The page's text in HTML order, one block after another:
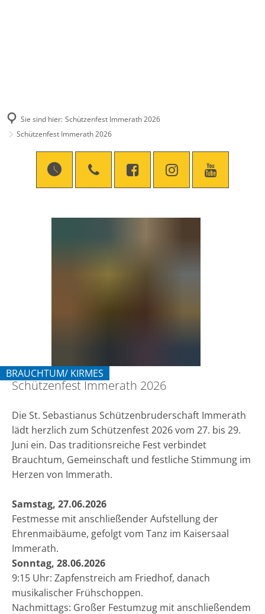
Sie sind hier: Schützenfest Immerath 2026
Schützenfest Immerath 2026
BRAUCHTUM/ KIRMES
KATEGORIE: BRAUCHTUM/ KIRMES
Schützenfest Immerath 2026
Die St. Sebastianus Schützenbruderschaft Immerath
lädt herzlich zum Schützenfest 2026 vom 27. bis 29.
Juni ein. Das traditionsreiche Fest verbindet
Brauchtum, Gemeinschaft und festliche Stimmung im
Herzen von Immerath.
Samstag, 27.06.2026
Festmesse mit anschließender Aufstellung der
Ehrenmaibäume, gefolgt vom Tanz im Kaisersaal
Immerath.
Sonntag, 28.06.2026
9:15 Uhr: Zapfenstreich am Friedhof, danach
musikalischer Frühschoppen.
Nachmittags: Großer Festumzug mit anschließendem